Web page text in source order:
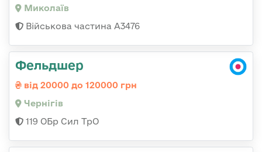
Миколаїв
Військова частина А3476
Фельдшер
від 20000 до 120000 грн
Чернігів
119 ОБр Сил ТрО